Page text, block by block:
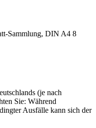
Sammlung, DIN A4 8
(je nach
Sie: Während
Ausfälle kann sich der